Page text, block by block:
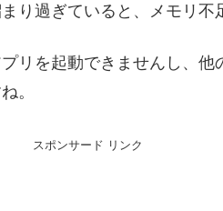
り過ぎていると、メモリ不
リを起動できませんし、
。
スポンサード リンク